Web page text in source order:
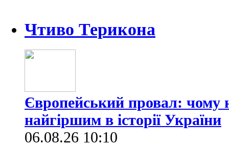
Чтиво Терикона
Європейський провал: чому
найгіршим в історії України
06.08.26 10:10